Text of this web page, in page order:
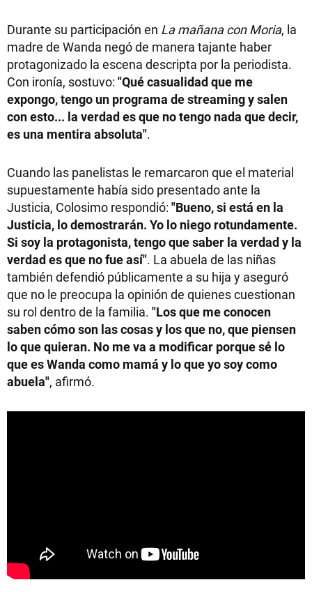
Durante su participación en La mañana con Moria, la
madre de Wanda negó de manera tajante haber
protagonizado la escena descripta por la periodista.
Con ironía, sostuvo: "Qué casualidad que me
expongo, tengo un programa de streaming y salen
con esto... la verdad es que no tengo nada que decir,
es una mentira absoluta".
Cuando las panelistas le remarcaron que el material
supuestamente había sido presentado ante la
Justicia, Colosimo respondió: "Bueno, si está en la
Justicia, lo demostrarán. Yo lo niego rotundamente.
Si soy la protagonista, tengo que saber la verdad y la
verdad es que no fue así". La abuela de las niñas
también defendió públicamente a su hija y aseguró
que no le preocupa la opinión de quienes cuestionan
su rol dentro de la familia. "Los que me conocen
saben cómo son las cosas y los que no, que piensen
lo que quieran. No me va a modificar porque sé lo
que es Wanda como mamá y lo que yo soy como
abuela", afirmó.